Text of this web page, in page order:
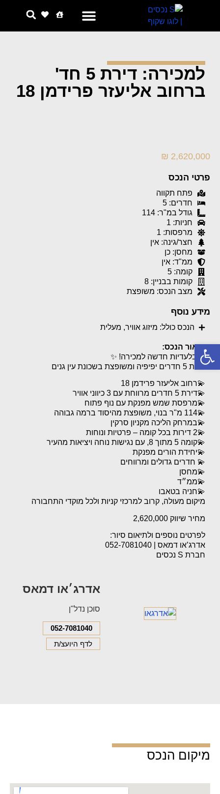
פתח סרגל נגישות
למכירה: דירת 5 חד'
ברחוב אליעזר פרידמן 18
2,620,000 ₪
פרטי הנכס
פתח תקווה
חדרים: 5
גודל במ"ר: 114
חניות: 1
מרפסות: 1
חצר/גינה: אין
מחסן: כן
ממ"ד: אין
קומה: 5
קומות בבניין: 8
מצב הנכס: משופצת
מידע נוסף
הנכס כולל: מיזוג אוויר, מעלית
תיאור הנכס:
✨ בלעדיות חדשה למכירה! ✨
דירת 5 חדרים יפיפיה ומשופצת בשכונת עין גנים
💫רחוב אליעזר פרידמן 18
💫דירת 5 חדרים מרווחת עם 3 כיווני אוויר
💫מרפסת שמש מפנקת עם נוף פתוח
💫114 מ"ר בנוי, משופצת מהיסוד ברמה גבוהה
💫במרחק הליכה מקניון סרקין
💫2 דירות בכל קומה – פרטיות ונוחות
💫קומה 5 מתוך 8, עם נגישות נוחה ויציאות מהעיר
💫יחידת הורים מפנקת
💫 חדרים גדולים ומרווחים
💫מחסן
💫ממ״ד
💫חניה בטאבו
מיקום מעולה, קרוב למרכזי קניות ולכל מוקדי התחבורה
מחיר שיווק 2,620,000
לפרטים נוספים ולתיאום סיור:
אדרג’או דמאס | 052-7081040
חברת S נכסים
אדרג׳או דמאס
סוכן נדל"ן
052-7081040
לדף היועצ/ת
מיקום הנכס